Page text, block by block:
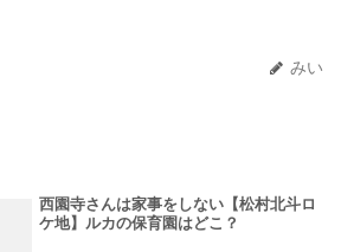
みい
西園寺さんは家事をしない【松村北斗ロ
ケ地】ルカの保育園はどこ？